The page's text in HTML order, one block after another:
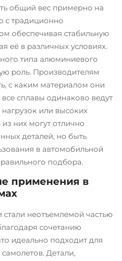
общий вес примерно на
с традиционно
обеспечивая стабильную
её в различных условиях.
типа алюминиевого
роль. Производителям
с каким материалом они
сплавы одинаково ведут
или высоких
них могут отлично
деталей, но быть
в автомобильной
подбора.
применения в
неотъемлемой частью
сочетанию
идеально подходит для
Детали,